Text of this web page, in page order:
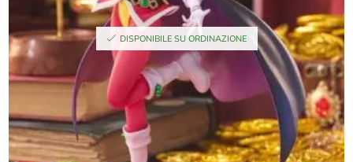
DISPONIBILE SU ORDINAZIONE